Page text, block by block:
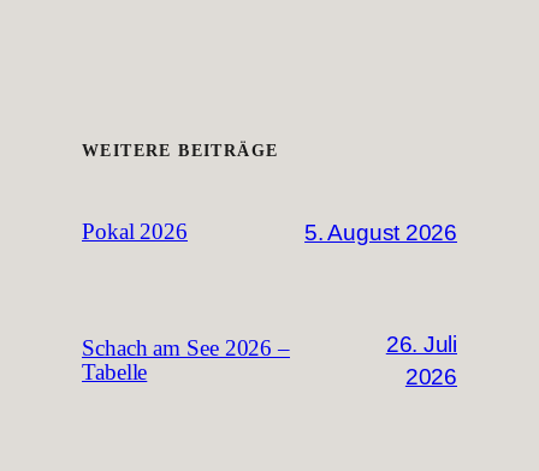
WEITERE BEITRÄGE
Pokal 2026 5. August 2026
Schach am See 2026 –
Tabelle
26. Juli
2026